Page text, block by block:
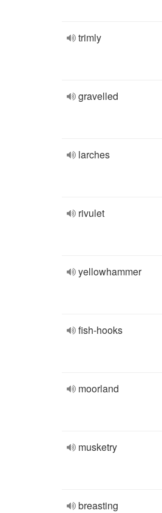
trimly
gravelled
larches
rivulet
yellowhammer
fish-hooks
moorland
musketry
breasting